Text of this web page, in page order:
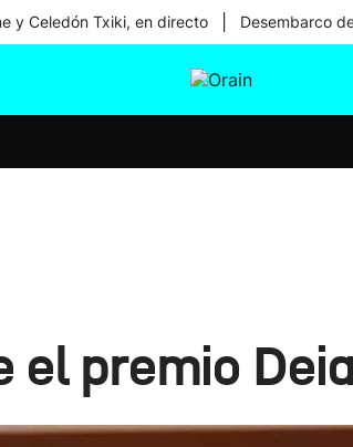
y Celedón Txiki, en directo Desembarco
premio